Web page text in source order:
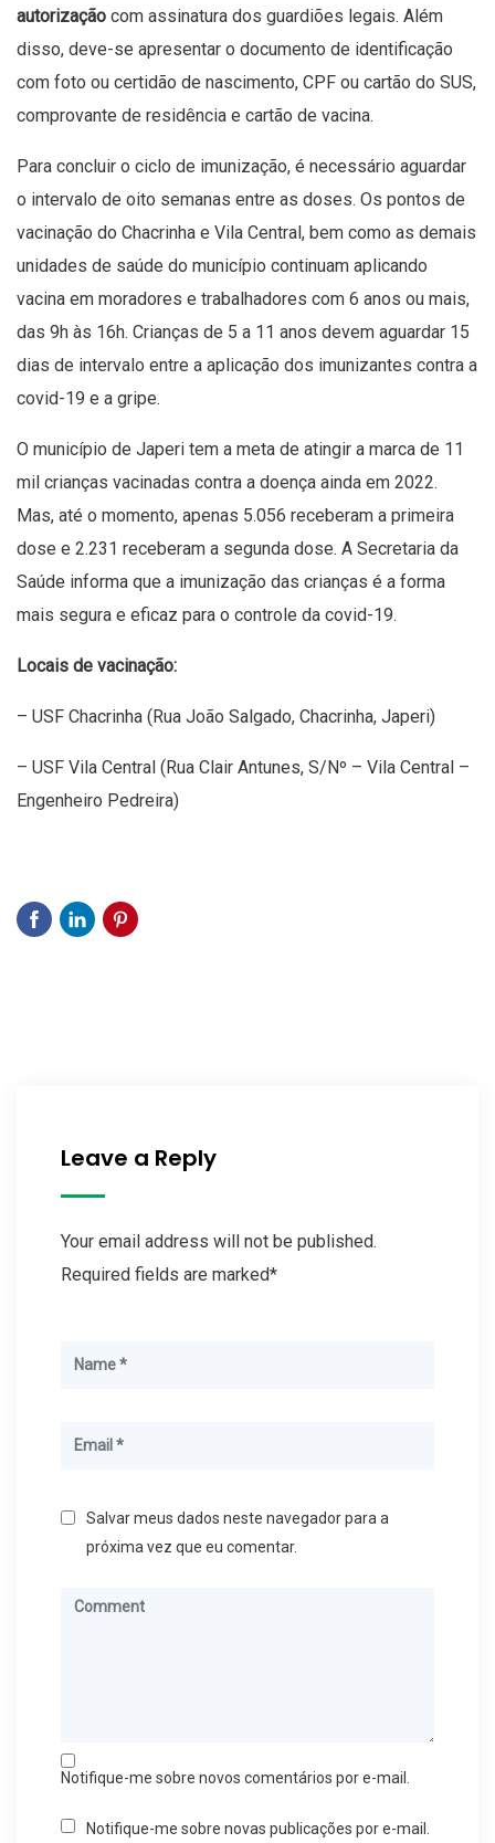
autorização com assinatura dos guardiões legais. Além
disso, deve-se apresentar o documento de identificação
com foto ou certidão de nascimento, CPF ou cartão do SUS,
comprovante de residência e cartão de vacina.
Para concluir o ciclo de imunização, é necessário aguardar
o intervalo de oito semanas entre as doses. Os pontos de
vacinação do Chacrinha e Vila Central, bem como as demais
unidades de saúde do município continuam aplicando
vacina em moradores e trabalhadores com 6 anos ou mais,
das 9h às 16h. Crianças de 5 a 11 anos devem aguardar 15
dias de intervalo entre a aplicação dos imunizantes contra a
covid-19 e a gripe.
O município de Japeri tem a meta de atingir a marca de 11
mil crianças vacinadas contra a doença ainda em 2022.
Mas, até o momento, apenas 5.056 receberam a primeira
dose e 2.231 receberam a segunda dose. A Secretaria da
Saúde informa que a imunização das crianças é a forma
mais segura e eficaz para o controle da covid-19.
Locais de vacinação:
– USF Chacrinha (Rua João Salgado, Chacrinha, Japeri)
– USF Vila Central (Rua Clair Antunes, S/Nº – Vila Central –
Engenheiro Pedreira)
Leave a Reply
Your email address will not be published.
Required fields are marked*
Salvar meus dados neste navegador para a
próxima vez que eu comentar.
Notifique-me sobre novos comentários por e-mail.
Notifique-me sobre novas publicações por e-mail.